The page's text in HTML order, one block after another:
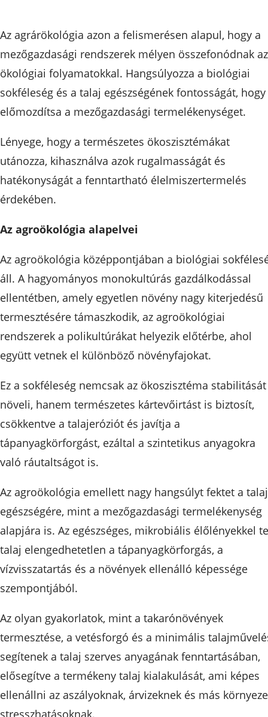
Az agrárökológia azon a felismerésen alapul, hogy a
mezőgazdasági rendszerek mélyen összefonódnak az
ökológiai folyamatokkal. Hangsúlyozza a biológiai
sokféleség és a talaj egészségének fontosságát, hogy
előmozdítsa a mezőgazdasági termelékenységet.
Lényege, hogy a természetes ökoszisztémákat
utánozza, kihasználva azok rugalmasságát és
hatékonyságát a fenntartható élelmiszertermelés
érdekében.
Az agroökológia alapelvei
Az agroökológia középpontjában a biológiai
áll. A hagyományos monokultúrás gazdálkodással
ellentétben, amely egyetlen növény nagy kiterjedésű
termesztésére támaszkodik, az agroökológiai
rendszerek a polikultúrákat helyezik előtérbe, ahol
együtt vetnek el különböző növényfajokat.
Ez a sokféleség nemcsak az ökoszisztéma stabilitását
növeli, hanem természetes kártevőirtást is biztosít,
csökkentve a talajeróziót és javítja a
tápanyagkörforgást, ezáltal a szintetikus anyagokra
való ráutaltságot is.
Az agroökológia emellett nagy hangsúlyt fektet a talaj
egészségére, mint a mezőgazdasági termelékenység
alapjára is. Az egészséges, mikrobiális élőlényekkel
talaj elengedhetetlen a tápanyagkörforgás, a
vízvisszatartás és a növények ellenálló képessége
szempontjából.
Az olyan gyakorlatok, mint a takarónövények
termesztése, a vetésforgó és a minimális
segítenek a talaj szerves anyagának fenntartásában,
elősegítve a termékeny talaj kialakulását, ami képes
ellenállni az aszályoknak, árvizeknek és más
stresszhatásoknak.